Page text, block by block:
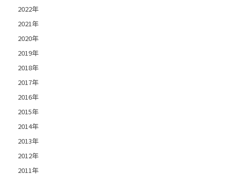
2022年
2021年
2020年
2019年
2018年
2017年
2016年
2015年
2014年
2013年
2012年
2011年